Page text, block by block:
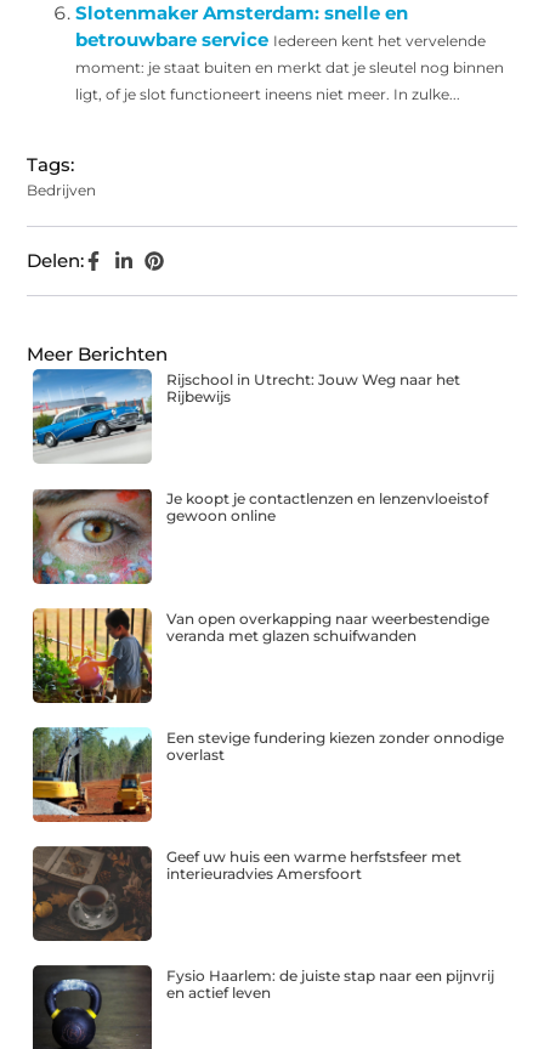
Slotenmaker Amsterdam: snelle en
betrouwbare service Iedereen kent het vervelende
moment: je staat buiten en merkt dat je sleutel nog binnen
ligt, of je slot functioneert ineens niet meer. In zulke...
Tags:
Bedrijven
Delen:
Meer Berichten
Rijschool in Utrecht: Jouw Weg naar het
Rijbewijs
Je koopt je contactlenzen en lenzenvloeistof
gewoon online
Van open overkapping naar weerbestendige
veranda met glazen schuifwanden
Een stevige fundering kiezen zonder onnodige
overlast
Geef uw huis een warme herfstsfeer met
interieuradvies Amersfoort
Fysio Haarlem: de juiste stap naar een pijnvrij
en actief leven